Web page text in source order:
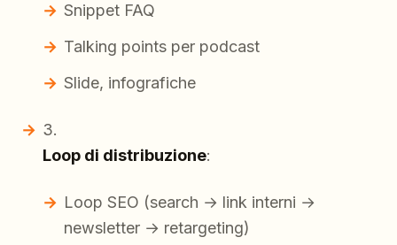
Snippet FAQ
Talking points per podcast
Slide, infografiche
Loop di distribuzione:
Loop SEO (search → link interni →
newsletter → retargeting)